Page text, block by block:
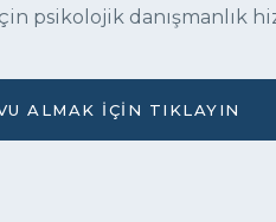
psikolojik danışmanlık
ALMAK İÇIN TIKLAYIN